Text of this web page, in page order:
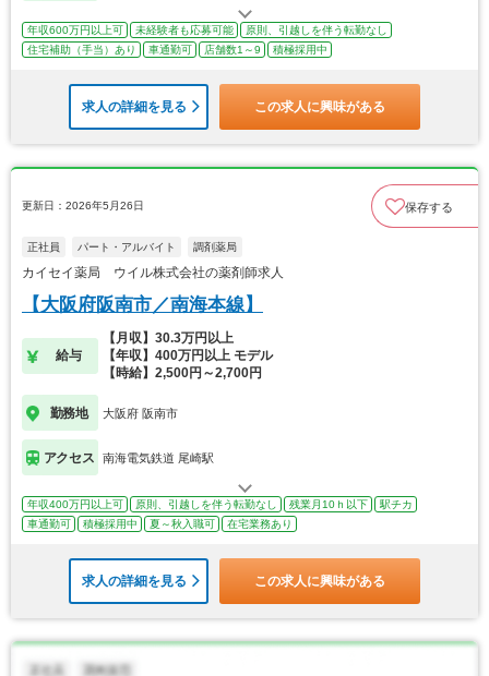
年収600万円以上可 未経験者も応募可能
原則、引越しを伴う転勤なし
住宅補助（手当）あり
車通勤可 店舗数1～9 積極採用中
求人の詳細を見る この求人に興味がある
更新日：2026年5月26日 保存する
正社員 パート・アルバイト 調剤薬局
カイセイ薬局 ウイル株式会社の薬剤師求人
【大阪府阪南市／南海本線】
給与
【月収】30.3万円以上
【年収】400万円以上 モデル
【時給】2,500円～2,700円
勤務地 大阪府 阪南市
アクセス 南海電気鉄道 尾崎駅
年収400万円以上可 原則、引越しを伴う転勤なし 残業月10ｈ以下
駅チカ
車通勤可
積極採用中 夏～秋入職可 在宅業務あり
求人の詳細を見る この求人に興味がある